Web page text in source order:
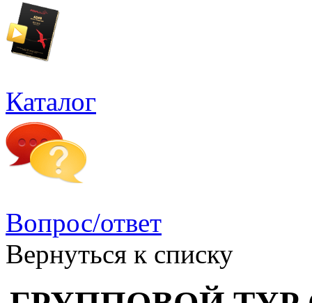
Каталог
Вопрос/ответ
Вернуться к списку